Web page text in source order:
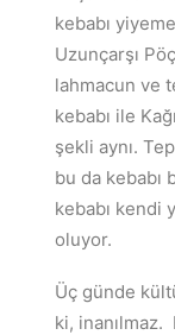
kebabı
Uzunçarşı
lahmacun ve
kebabı ile
şekli aynı.
bu da kebabı
kebabı kendi
oluyor.
Üç günde
ki, inanılmaz.